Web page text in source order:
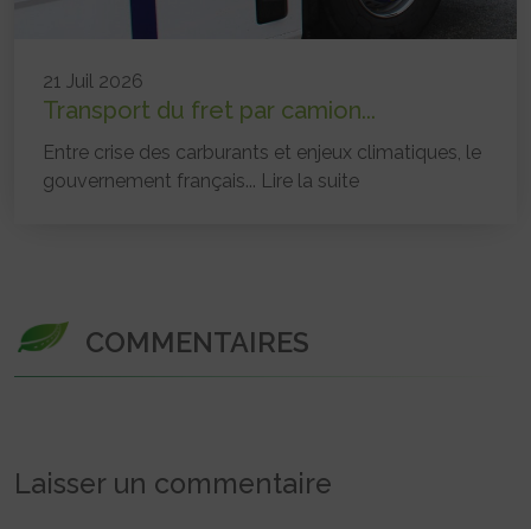
21 Juil 2026
Transport du fret par camion...
Entre crise des carburants et enjeux climatiques, le
gouvernement français... Lire la suite
COMMENTAIRES
Laisser un commentaire